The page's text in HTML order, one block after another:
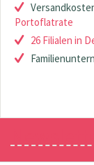
Portoflatrate
26 Filialen in